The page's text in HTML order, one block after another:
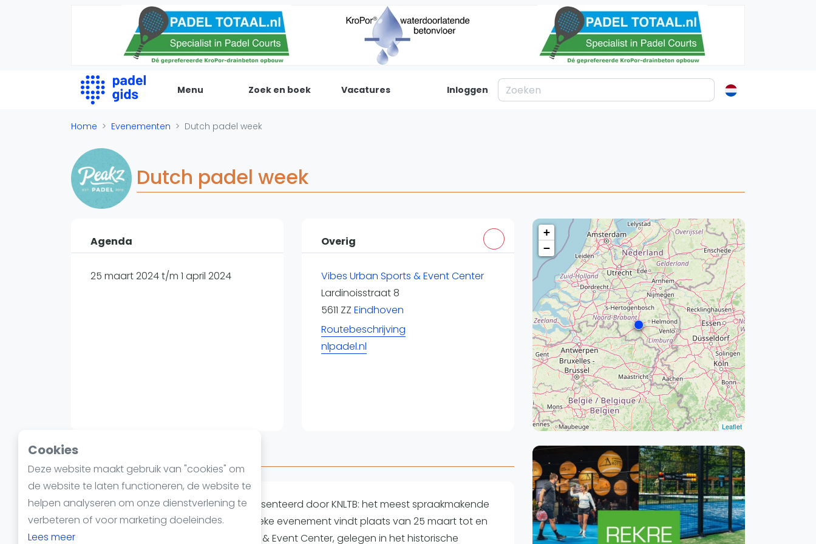
Cookies
Deze website maakt gebruik van "cookies" om
de website te laten functioneren, de website te
helpen analyseren om onze dienstverlening te
verbeteren of voor marketing doeleindes.
Lees meer
Menu
De Padel Gids
Alle padel locaties
Padelwinkels
Padelreizen
Organisatie
Banenbouwers
Overige categorien
Reserveringssystemen
Nieuws
Blog artikelen
Overige
Ranglijsten
Nationale Toernooien
Internationale toernooien
WhatsApp
Join WhatsApp Community
Zoek en boek Vacatures Inloggen
Home Evenementen Dutch padel week
Dutch padel week
Agenda
25 maart 2024 t/m 1 april 2024
Overig
Vibes Urban Sports & Event Center
Lardinoisstraat 8
5611 ZZ Eindhoven
Routebeschrijving
nlpadel.nl
+
−
Leaflet
Over Dutch padel week
Ontdek de Dutch Padel Week, gepresenteerd door KNLTB: het meest spraakmakende
padelfestival van Nederland! Dit unieke evenement vindt plaats van 25 maart tot en
met 1 april bij het Vibes Urban Sports & Event Center, gelegen in het historische
Kortingscode: PADELGIDS10 Vanaf €250